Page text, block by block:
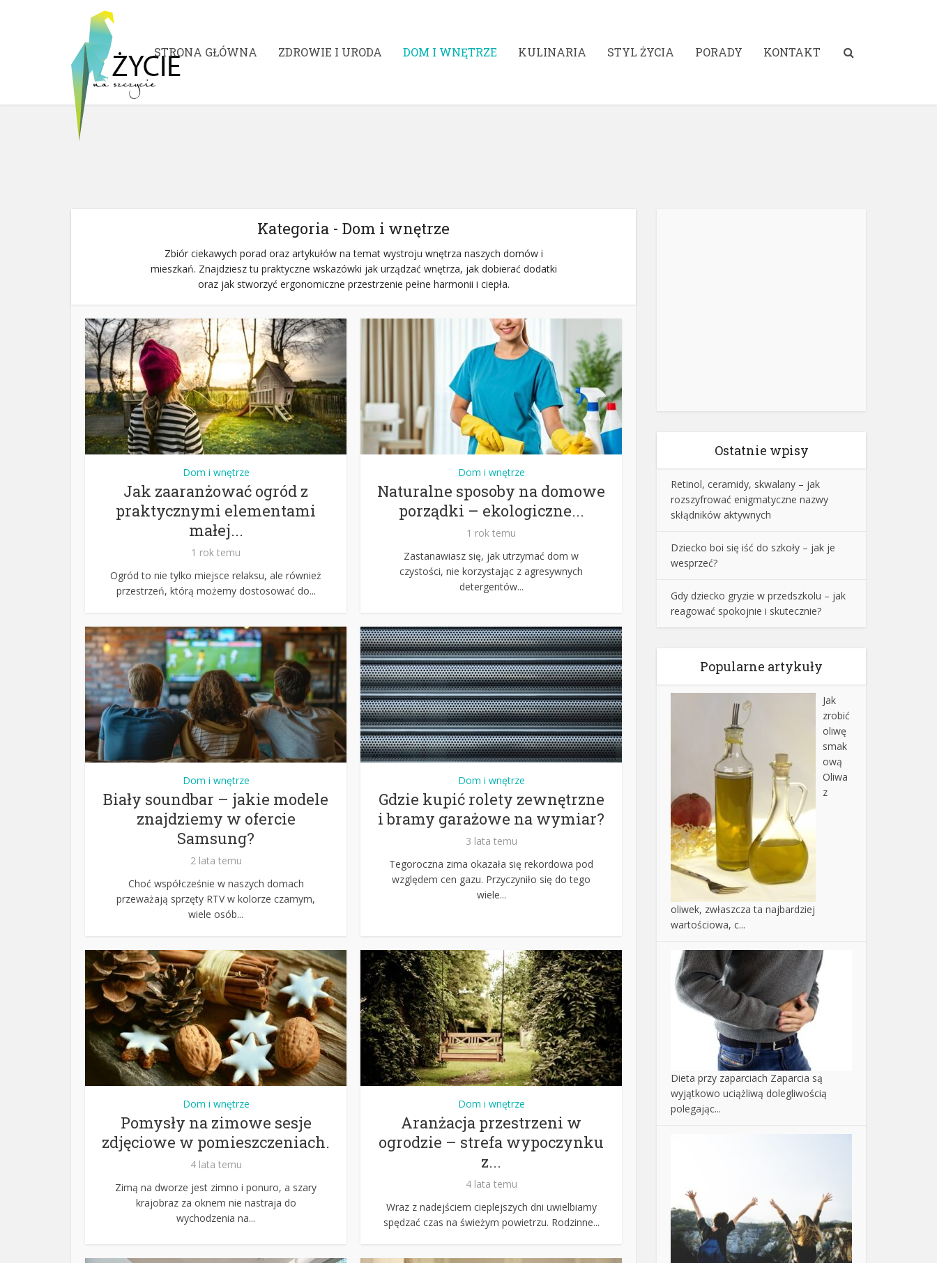
STRONA GŁÓWNA ZDROWIE I URODA DOM I WNĘTRZE KULINARIA STYL ŻYCIA PORADY KONTAKT
Kategoria - Dom i wnętrze
Zbiór ciekawych porad oraz artykułów na temat wystroju wnętrza naszych domów i
mieszkań. Znajdziesz tu praktyczne wskazówki jak urządzać wnętrza, jak dobierać dodatki
oraz jak stworzyć ergonomiczne przestrzenie pełne harmonii i ciepła.
Dom i wnętrze
Jak zaaranżować ogród z
praktycznymi elementami
małej...
1 rok temu
Ogród to nie tylko miejsce relaksu, ale również
przestrzeń, którą możemy dostosować do...
Dom i wnętrze
Naturalne sposoby na domowe
porządki – ekologiczne...
1 rok temu
Zastanawiasz się, jak utrzymać dom w
czystości, nie korzystając z agresywnych
detergentów...
Dom i wnętrze
Biały soundbar – jakie modele
znajdziemy w ofercie
Samsung?
2 lata temu
Choć współcześnie w naszych domach
przeważają sprzęty RTV w kolorze czarnym,
wiele osób...
Dom i wnętrze
Gdzie kupić rolety zewnętrzne
i bramy garażowe na wymiar?
3 lata temu
Tegoroczna zima okazała się rekordowa pod
względem cen gazu. Przyczyniło się do tego
wiele...
Dom i wnętrze
Pomysły na zimowe sesje
zdjęciowe w pomieszczeniach.
4 lata temu
Zimą na dworze jest zimno i ponuro, a szary
krajobraz za oknem nie nastraja do
wychodzenia na...
Dom i wnętrze
Aranżacja przestrzeni w
ogrodzie – strefa wypoczynku
z...
4 lata temu
Wraz z nadejściem cieplejszych dni uwielbiamy
spędzać czas na świeżym powietrzu. Rodzinne...
Ostatnie wpisy
Retinol, ceramidy, skwalany – jak
rozszyfrować enigmatyczne nazwy
skłądników aktywnych
Dziecko boi się iść do szkoły – jak je
wesprzeć?
Gdy dziecko gryzie w przedszkolu – jak
reagować spokojnie i skutecznie?
Popularne artykuły
Jak
zrobić
oliwę
smak
ową
Oliwa
z
oliwek, zwłaszcza ta najbardziej
wartościowa, c...
Dieta przy zaparciach Zaparcia są
wyjątkowo uciążliwą dolegliwością
polegając...